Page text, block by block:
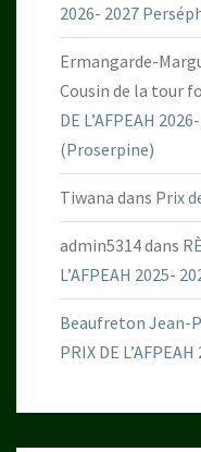
2026- 2027
Ermangarde-
Cousin de la tour
DE L’AFPEAH
(Proserpine)
Tiwana dans Prix
admin5314dans
L’AFPEAH 2025-
Beaufreton Jean-
PRIX DE